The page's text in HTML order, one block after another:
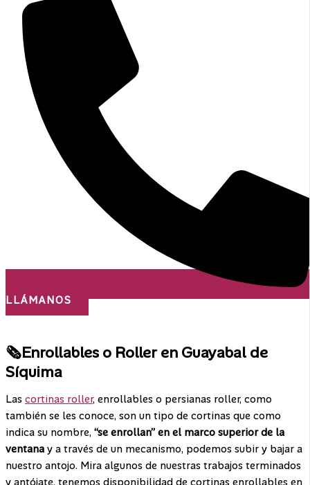
LLÁMANOS
🗞️Enrollables o Roller en Guayabal de
Síquima
Las cortinas roller, enrollables o persianas roller, como
también se les conoce, son un tipo de cortinas que como
indica su nombre, “se enrollan” en el marco superior de la
ventana y a través de un mecanismo, podemos subir y bajar a
nuestro antojo. Mira algunos de nuestras trabajos terminados